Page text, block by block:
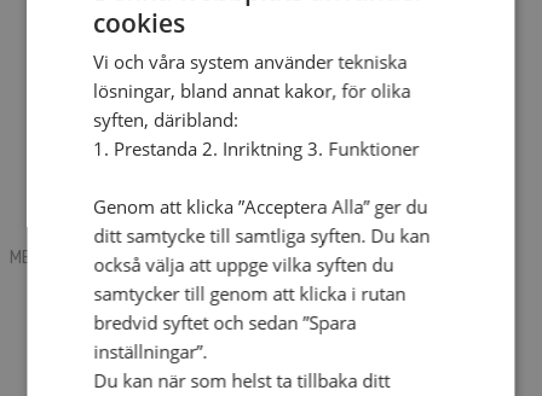
Mobile box
Kontakt
Tidning
Annonsera
Hitta församling
Press
SAU
Lediga tjänster
Sommargårdar
MENU
MENU
Search mobile
English
Hej! Vad söker du?
Kontakt
Kalender
cookies
Vi och våra system använder tekniska
lösningar, bland annat kakor, för olika
syften, däribland:
1. Prestanda 2. Inriktning 3. Funktioner
Genom att klicka ”Acceptera Alla” ger du
ditt samtycke till samtliga syften. Du kan
också välja att uppge vilka syften du
samtycker till genom att klicka i rutan
bredvid syftet och sedan ”Spara
inställningar”.
Du kan när som helst ta tillbaka ditt